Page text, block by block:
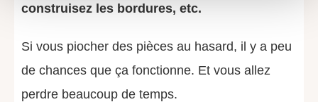
construisez les bordures, etc.
Si vous piocher des pièces au hasard, il y a peu
de chances que ça fonctionne. Et vous allez
perdre beaucoup de temps.